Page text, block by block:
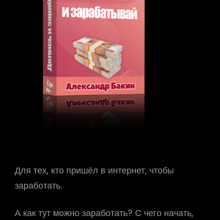
Для тех, кто пришёл в интернет, чтобы
заработать.
А как тут можно заработать? С чего начать,